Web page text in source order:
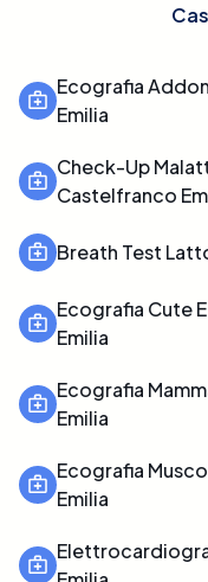
Ecografia
Emilia
Check-Up
Castelfranco
Breath Test
Ecografia Cute
Emilia
Ecografia
Emilia
Ecografia
Emilia